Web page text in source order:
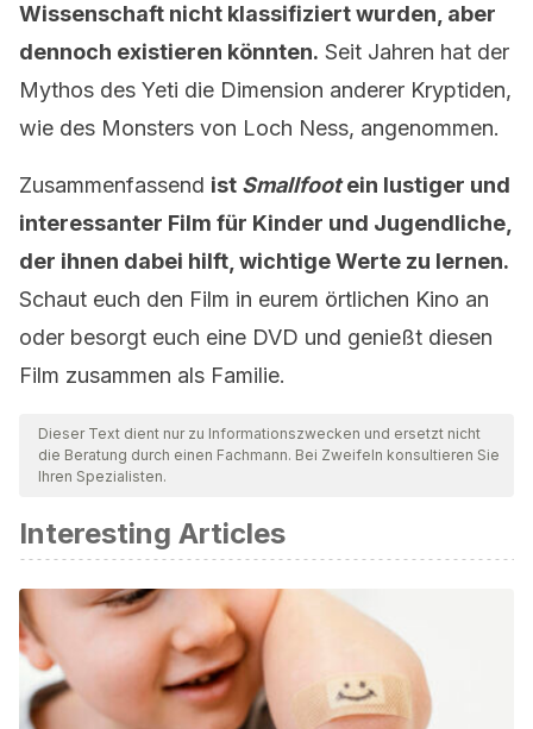
Wissenschaft nicht klassifiziert wurden, aber
dennoch existieren könnten. Seit Jahren hat der
Mythos des Yeti die Dimension anderer Kryptiden,
wie des Monsters von Loch Ness, angenommen.
Zusammenfassend ist Smallfootein lustiger und
interessanter Film für Kinder und Jugendliche,
der ihnen dabei hilft, wichtige Werte zu lernen.
Schaut euch den Film in eurem örtlichen Kino an
oder besorgt euch eine DVD und genießt diesen
Film zusammen als Familie.
Dieser Text dient nur zu Informationszwecken und ersetzt nicht
die Beratung durch einen Fachmann. Bei Zweifeln konsultieren Sie
Ihren Spezialisten.
Interesting Articles